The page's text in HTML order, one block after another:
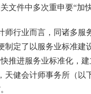
文件中多次重申要“加
师行业而言，同诸多服
制定了以服务业标准建
快推进服务业标准化，
天健会计师事务所（以
。